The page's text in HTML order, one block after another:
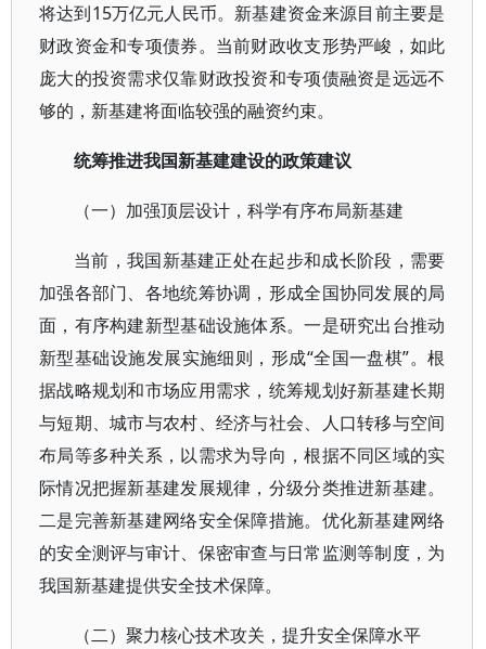
将达到15万亿元人民币。新基建资金来源目前主要是
财政资金和专项债券。当前财政收支形势严峻，如此
庞大的投资需求仅靠财政投资和专项债融资是远远不
够的，新基建将面临较强的融资约束。
统筹推进我国新基建建设的政策建议
（一）加强顶层设计，科学有序布局新基建
当前，我国新基建正处在起步和成长阶段，需要
加强各部门、各地统筹协调，形成全国协同发展的局
面，有序构建新型基础设施体系。一是研究出台推动
新型基础设施发展实施细则，形成“全国一盘棋”。根
据战略规划和市场应用需求，统筹规划好新基建长期
与短期、城市与农村、经济与社会、人口转移与空间
布局等多种关系，以需求为导向，根据不同区域的实
际情况把握新基建发展规律，分级分类推进新基建。
二是完善新基建网络安全保障措施。优化新基建网络
的安全测评与审计、保密审查与日常监测等制度，为
我国新基建提供安全技术保障。
（二）聚力核心技术攻关，提升安全保障水平